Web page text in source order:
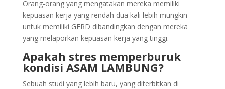
Orang-orang yang mengatakan mereka memiliki
kepuasan kerja yang rendah dua kali lebih mungkin
untuk memiliki GERD dibandingkan dengan mereka
yang melaporkan kepuasan kerja yang tinggi.
Apakah stres memperburuk
kondisi ASAM LAMBUNG?
Sebuah studi yang lebih baru, yang diterbitkan di